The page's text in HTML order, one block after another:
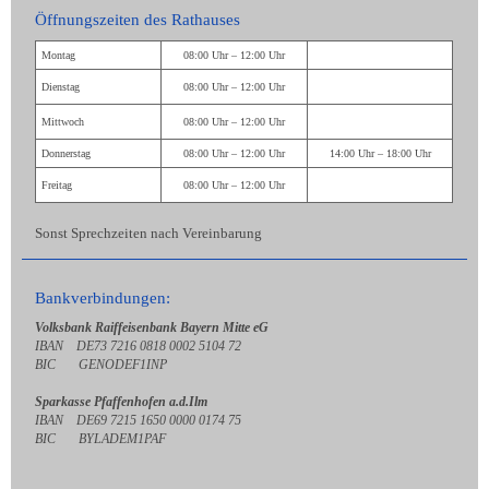
Öffnungszeiten des Rathauses
Montag 08:00 Uhr – 12:00 Uhr
Dienstag 08:00 Uhr – 12:00 Uhr
Mittwoch 08:00 Uhr – 12:00 Uhr
Donnerstag 08:00 Uhr – 12:00 Uhr 14:00 Uhr – 18:00 Uhr
Freitag 08:00 Uhr – 12:00 Uhr
Sonst Sprechzeiten nach Vereinbarung
Bankverbindungen:
Volksbank Raiffeisenbank Bayern Mitte eG
IBAN DE73 7216 0818 0002 5104 72
BIC GENODEF1INP
Sparkasse Pfaffenhofen a.d.Ilm
IBAN DE69 7215 1650 0000 0174 75
BIC BYLADEM1PAF